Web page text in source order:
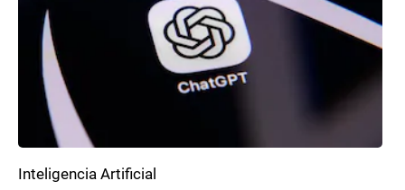
Inteligencia Artificial